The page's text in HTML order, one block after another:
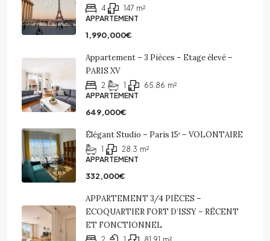
4 147 m²
APPARTEMENT
1,990,000€
Appartement – 3 Pièces – Etage élevé –
PARIS XV
2 1 65.86 m²
APPARTEMENT
649,000€
Élégant Studio – Paris 15ᵉ – VOLONTAIRE
1 28.3 m²
APPARTEMENT
332,000€
APPARTEMENT 3/4 PIÈCES –
ECOQUARTIER FORT D’ISSY – RÉCENT
ET FONCTIONNEL